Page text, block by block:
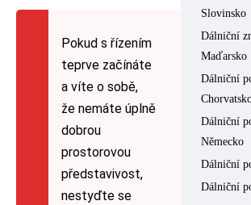
Pokud s řízením
teprve začínáte
a víte o sobě,
že nemáte úplně
dobrou
prostorovou
představivost,
nestyďte se
Slovinsko
Dálniční
Maďarsko
Dálniční
Dálniční
Německo
Dálniční
Dálniční